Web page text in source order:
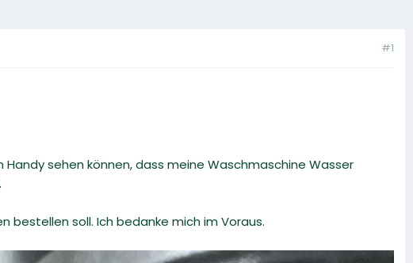
#1
sehen können, dass meine Waschmaschine Wasser
bestellen soll. Ich bedanke mich im Voraus.